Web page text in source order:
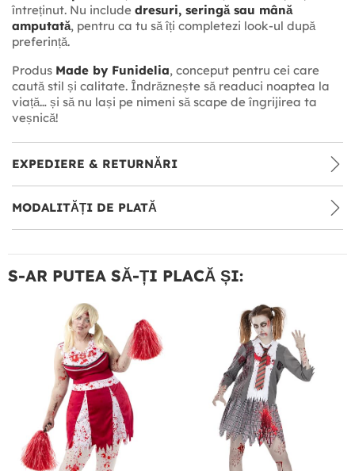
întreținut. Nu include dresuri, seringă sau mână
amputată, pentru ca tu să îți completezi look-ul după
preferință.
Produs Made by Funidelia, conceput pentru cei care
caută stil și calitate. Îndrăznește să readuci noaptea la
viață… și să nu lași pe nimeni să scape de îngrijirea ta
veșnică!
EXPEDIERE & RETURNĂRI
MODALITĂȚI DE PLATĂ
S-AR PUTEA SĂ-ȚI PLACĂ ȘI: